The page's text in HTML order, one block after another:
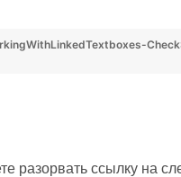
разорвать ссылку на